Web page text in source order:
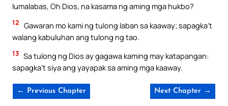
lumalabas, Oh Dios, na kasama ng aming mga hukbo?
12 Gawaran mo kami ng tulong laban sa kaaway; sapagka’t
walang kabuluhan ang tulong ng tao.
13 Sa tulong ng Dios ay gagawa kaming may katapangan:
sapagka’t siya ang yayapak sa aming mga kaaway.
← Previous Chapter Next Chapter →